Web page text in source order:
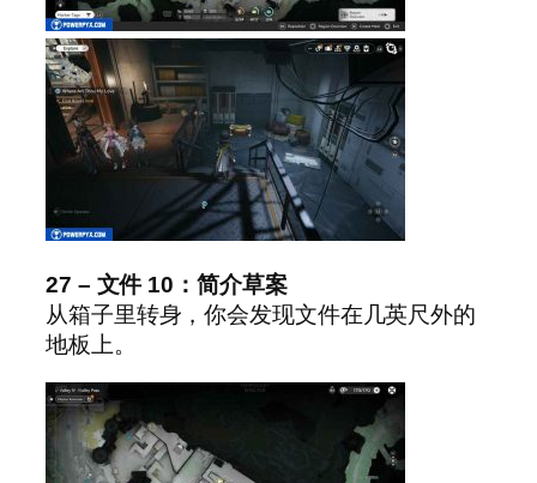
27 – 文件 10：简介草案
从箱子里转身，你会发现文件在几英尺外的
地板上。